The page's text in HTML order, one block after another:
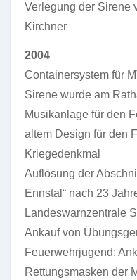
Verlegung der Sirene
Kirchner
2004
Containersystem für
Sirene wurde am
Musikanlage für den
altem Design für den
Kriegedenkmal
Auflösung der
Ennstal“ nach 23
Landeswarnzentrale
Ankauf von
Feuerwehrjugend;
Rettungsmasken der